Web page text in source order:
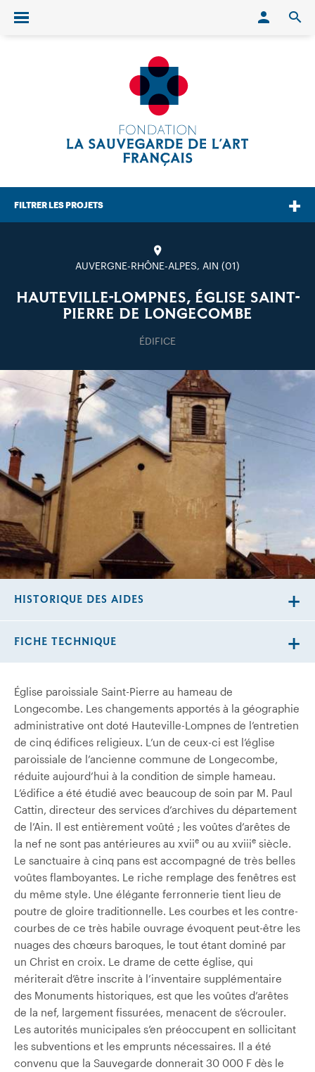
Ouvrir/fermer le menu
FILTRER LES PROJETS
AUVERGNE-RHÔNE-ALPES, AIN (01)
HAUTEVILLE-LOMPNES, ÉGLISE SAINT-
PIERRE DE LONGECOMBE
ÉDIFICE
Église paroissiale Saint-Pierre au hameau de
Longecombe. Les changements apportés à la géographie
administrative ont doté Hauteville-Lompnes de l’entretien
de cinq édifices religieux. L’un de ceux-ci est l’église
paroissiale de l’ancienne commune de Longecombe,
réduite aujourd’hui à la condition de simple hameau.
L’édifice a été étudié avec beaucoup de soin par M. Paul
Cattin, directeur des services d’archives du département
de l’Ain. Il est entièrement voûté ; les voûtes d’arêtes de
la nef ne sont pas antérieures au xviie ou au xviiie siècle.
Le sanctuaire à cinq pans est accompagné de très belles
voûtes flamboyantes. Le riche remplage des fenêtres est
du même style. Une élégante ferronnerie tient lieu de
poutre de gloire traditionnelle. Les courbes et les contre-
courbes de ce très habile ouvrage évoquent peut-être les
nuages des chœurs baroques, le tout étant dominé par
un Christ en croix. Le drame de cette église, qui
mériterait d’être inscrite à l’inventaire supplémentaire
des Monuments historiques, est que les voûtes d’arêtes
de la nef, largement fissurées, menacent de s’écrouler.
Les autorités municipales s’en préoccupent en sollicitant
les subventions et les emprunts nécessaires. Il a été
convenu que la Sauvegarde donnerait 30 000 F dès le
HISTORIQUE DES AIDES
FICHE TECHNIQUE